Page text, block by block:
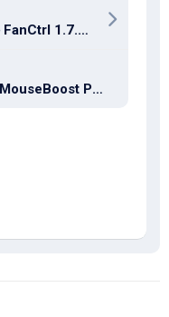
控制电脑风扇转速的控制软件 FanCtrl 1.7.9 / FanControl 270
macOS右键菜单增强工具 MouseBoost PRO 5.1.0